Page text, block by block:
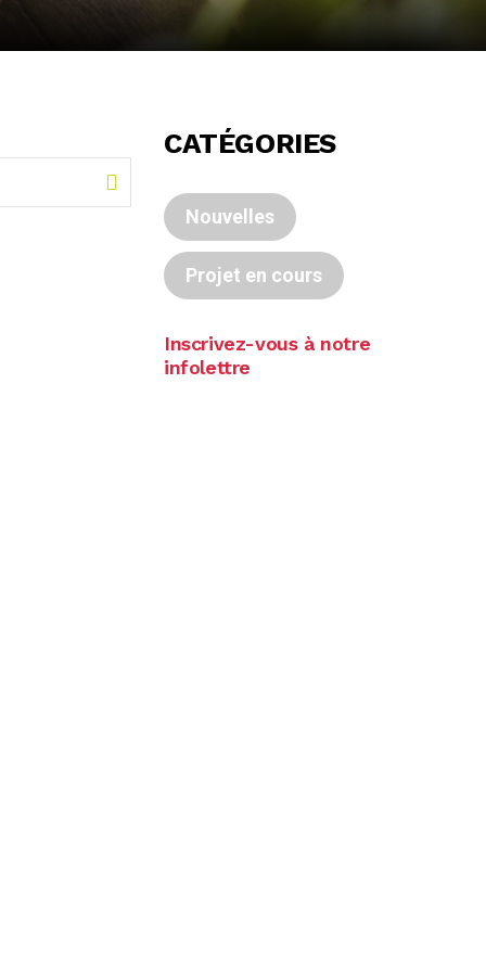
CATÉGORIES
Nouvelles
Projet en cours
Inscrivez-vous à notre
infolettre